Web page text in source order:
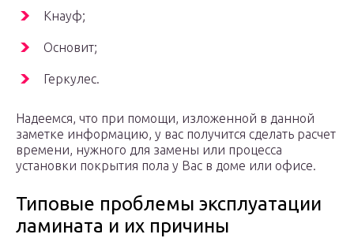
Кнауф;
Основит;
Геркулес.
Надеемся, что при помощи, изложенной в данной
заметке информацию, у вас получится сделать расчет
времени, нужного для замены или процесса
установки покрытия пола у Вас в доме или офисе.
Типовые проблемы эксплуатации
ламината и их причины